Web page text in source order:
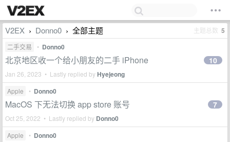
V2EX › Donno0 › 全部主题 主题总数 5
二手交易 • Donno0
北京地区收一个给小朋友的二手 iPhone
Jan 26, 2023 • Lastly replied byHyejeong
10
Apple • Donno0
MacOS 下无法切换 app store 账号
Oct 25, 2022 • Lastly replied by Donno0
7
Apple • Donno0